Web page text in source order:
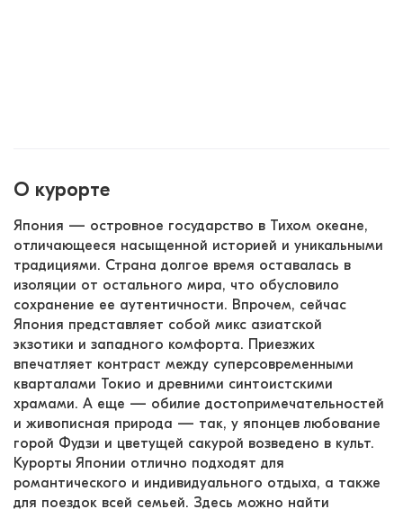
О курорте
Япония — островное государство в Тихом океане,
отличающееся насыщенной историей и уникальными
традициями. Страна долгое время оставалась в
изоляции от остального мира, что обусловило
сохранение ее аутентичности. Впрочем, сейчас
Япония представляет собой микс азиатской
экзотики и западного комфорта. Приезжих
впечатляет контраст между суперсовременными
кварталами Токио и древними синтоистскими
храмами. А еще — обилие достопримечательностей
и живописная природа — так, у японцев любование
горой Фудзи и цветущей сакурой возведено в культ.
Курорты Японии отлично подходят для
романтического и индивидуального отдыха, а также
для поездок всей семьей. Здесь можно найти